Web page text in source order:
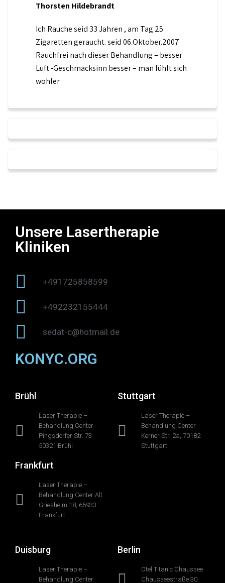
Thorsten Hildebrandt
Ich Rauche seid 33 Jahren , am Tag 25
Zigaretten geraucht. seid 06.Oktober.2007
Rauchfrei nach dieser Behandlung – besser
Luft -Geschmacksinn besser – man fühlt sich
wohler
Unsere Lasertherapie
Kliniken
+491725858599
+492232155444
sedat-c@hotmail.de
KONYC.ORG
Brühl
Laser Therapie –
Behandlung Center
Pingsdorfer Str. 73
50321 Brühl
Stuttgart
Laser Therapie –
Behandlung Center
Kerner Str. 2a, 70182
Stuttgart
Frankfurt
Laser Therapie –
Behandlung Center Alt
Griesheim 18, 65933
Frankfurt
Duisburg
Laser Therapie –
Behandlung Center
Berlin
Otel Titanic Chaussee
Chausseestraße 30,